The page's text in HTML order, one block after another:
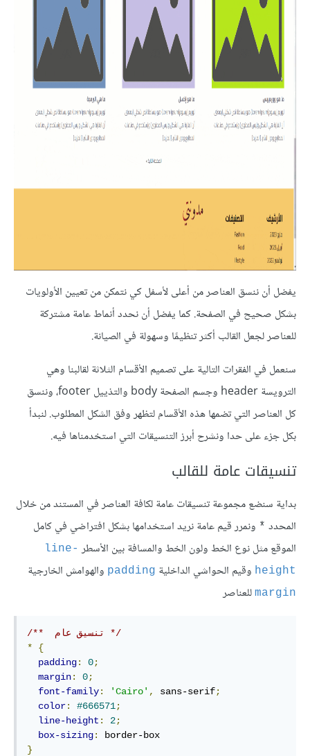
يفضل أن ننسق العناصر من أعلى لأسفل كي نتمكن من تعيين الأولويات
بشكل صحيح في الصفحة. كما يفضل أن نحدد أنماط عامة مشتركة
للعناصر لجعل القالب أكثر تنظيمًا وسهولة في الصيانة.
سنعمل في الفقرات التالية على تصميم الأقسام الثلاثة لقالبنا وهي
الترويسة header وجسم الصفحة body والتذييل footer، وننسق
كل العناصر التي تضمها هذه الأقسام لتظهر وفق الشكل المطلوب. لنبدأ
بكل جزء على حدا ونشرح أبرز التنسيقات التي استخدمناها فيه.
تنسيقات عامة للقالب
بداية سنضع مجموعة تنسيقات عامة لكافة العناصر في المستند من خلال
المحدد * ونمرر قيم عامة نريد استخدامها بشكل افتراضي في كامل
الموقع مثل نوع الخط ولون الخط والمسافة بين الأسطر line-
height وقيم الحواشي الداخلية padding والهوامش الخارجية
margin للعناصر
/**  تنسيق عام */
*
{
padding: 0;
margin: 0;
font-family: 'Cairo' , sans-serif;
color: #666571;
line-height : 2;
box-sizing:
}